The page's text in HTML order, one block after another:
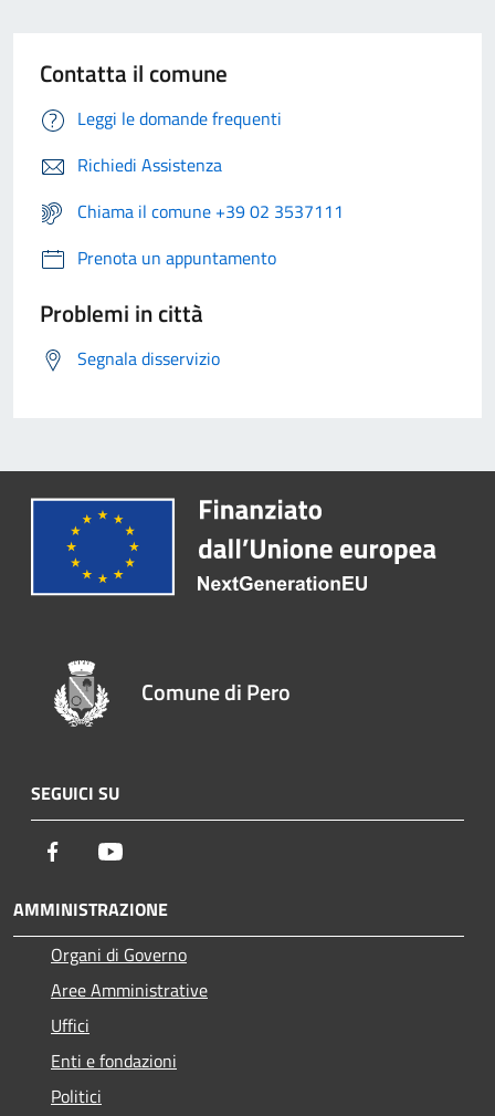
Contatta il comune
Leggi le domande frequenti
Richiedi Assistenza
Chiama il comune +39 02 3537111
Prenota un appuntamento
Problemi in città
Segnala disservizio
Comune di Pero
SEGUICI SU
Facebook
AMMINISTRAZIONE
Organi di Governo
Aree Amministrative
Uffici
Enti e fondazioni
Politici